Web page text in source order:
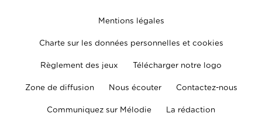
Mentions légales
Charte sur les données personnelles et cookies
Règlement des jeux Télécharger notre logo
Zone de diffusion Nous écouter Contactez-nous
Communiquez sur Mélodie La rédaction